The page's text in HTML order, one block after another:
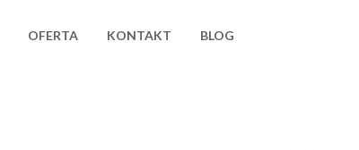
OFERTA KONTAKT BLOG